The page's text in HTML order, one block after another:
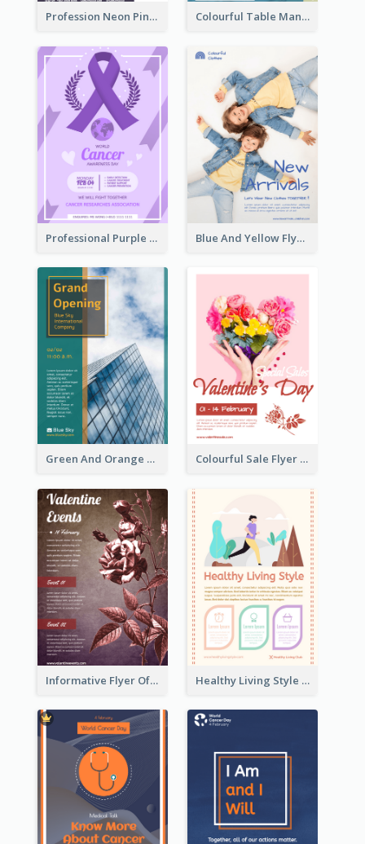
Profession Neon Pink Flyer Ribbon Design Template Colourful Table Manner Course Flyer With Details
Professional Purple Ribbon And Globe Flyer Design Idea Blue And Yellow Flyer For Children Clothes
Green And Orange Flyer Of Opening Ceremony Colourful Sale Flyer Of Valentine Day With Photo
Informative Flyer Of Valentine Activities In Dark Colour Tone Healthy Living Style Flyer In Warm Colour Tone